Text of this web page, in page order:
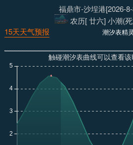
福鼎市-沙埕港[2026-
农历[ 廿六] 小潮(
潮汐表精灵
15天天气预报
触碰潮汐表曲线可以查看